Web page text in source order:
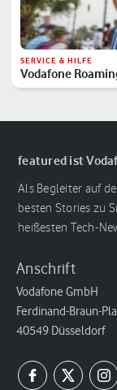
SERVICE & HILFE
Vodafone
featured ist
Als Begleiter auf
besten Stories zu
heißesten Tech-
Anschrift
Vodafone GmbH
Ferdinand-Braun-
40549 Düsseldorf